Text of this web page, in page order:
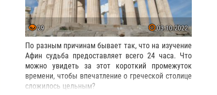
29 03.10.2022
По разным причинам бывает так, что на изучение
Афин судьба предоставляет всего 24 часа. Что
можно увидеть за этот короткий промежуток
времени, чтобы впечатление о греческой столице
сложилось цельным?